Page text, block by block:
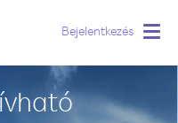
Bejelentkezés